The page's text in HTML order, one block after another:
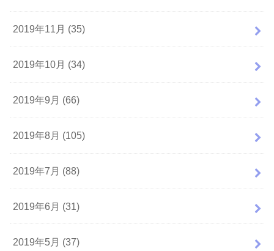
2019年11月 (35)
2019年10月 (34)
2019年9月 (66)
2019年8月 (105)
2019年7月 (88)
2019年6月 (31)
2019年5月 (37)